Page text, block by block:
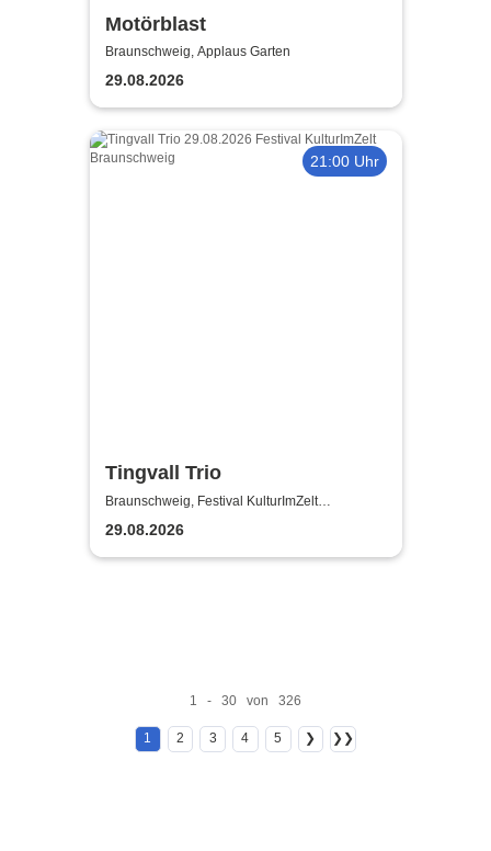
Motörblast
Braunschweig, Applaus Garten
29.08.2026
21:00 Uhr
Tingvall Trio
Braunschweig, Festival KulturImZelt
Braunschweig
29.08.2026
1 - 30 von 326
1 2 3 4 5 ❯ ❯❯